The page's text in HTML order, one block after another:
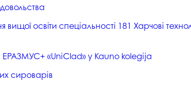
освіти спеціальності 181 Харчові
ЕРАЗМУС+ «UniClad» у Kauno kolegija
сироварів